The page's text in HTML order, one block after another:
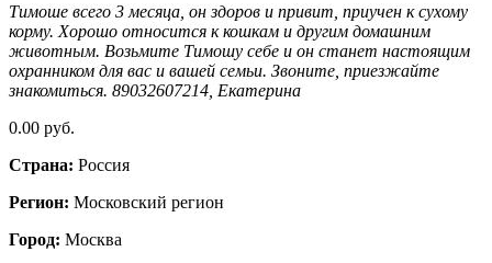
Тимоше всего 3 месяца, он здоров и привит, приучен к сухому
корму. Хорошо относится к кошкам и другим домашним
животным. Возьмите Тимошу себе и он станет настоящим
охранником для вас и вашей семьи. Звоните, приезжайте
знакомиться. 89032607214, Екатерина
0.00 руб.
Страна: Россия
Регион: Московский регион
Город: Москва